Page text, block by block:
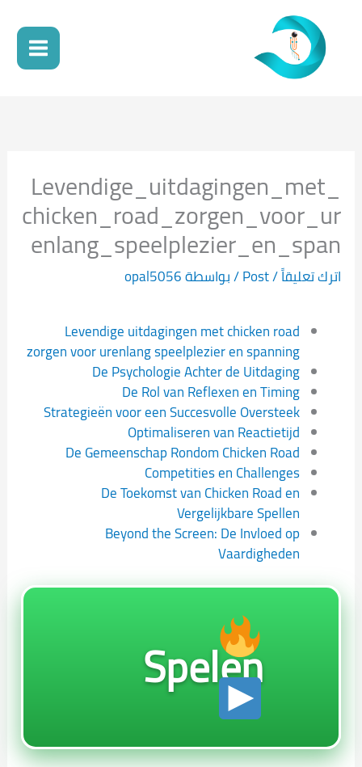
المحتوى
Levendige_uitdagingen_met_
chicken_road_zorgen_voor_ur
enlang_speelplezier_en_span
اترك تعليقاً/
Post/ بواسطةopal5056
Levendige uitdagingen met chicken road
zorgen voor urenlang speelplezier en spanning
De Psychologie Achter de Uitdaging
De Rol van Reflexen en Timing
Strategieën voor een Succesvolle Oversteek
Optimaliseren van Reactietijd
De Gemeenschap Rondom Chicken Road
Competities en Challenges
De Toekomst van Chicken Road en
Vergelijkbare Spellen
Beyond the Screen: De Invloed op
Vaardigheden
Spelen